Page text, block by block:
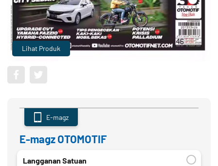
Lihat Produk
E-magz OTOMOTIF
E-magz
Langganan Satuan